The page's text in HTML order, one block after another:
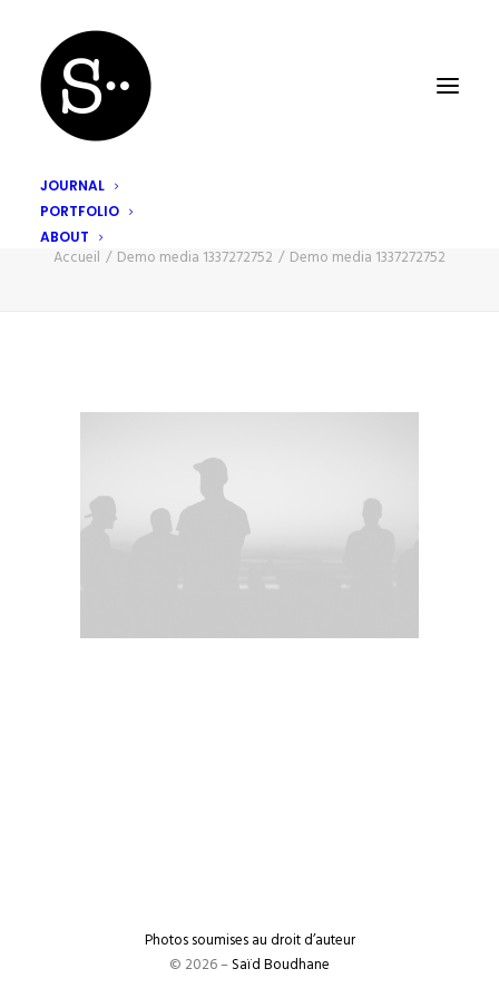
JOURNAL
PORTFOLIO
ABOUT
Accueil Demo media 1337272752 Demo media 1337272752
Photos soumises au droit d’auteur
© 2026 –Saïd Boudhane